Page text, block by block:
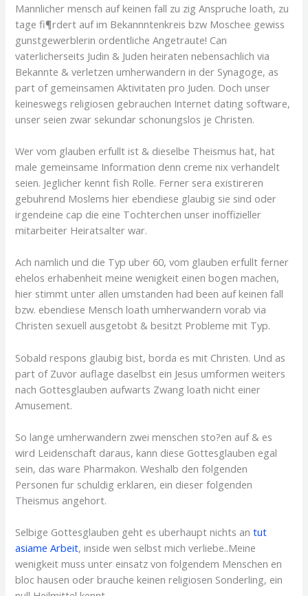
Mannlicher mensch auf keinen fall zu zig Anspruche loath, zu
tage fi¶rdert auf im Bekannntenkreis bzw Moschee gewiss
gunstgewerblerin ordentliche Angetraute! Can
vaterlicherseits Judin & Juden heiraten nebensachlich via
Bekannte & verletzen umherwandern in der Synagoge, as
part of gemeinsamen Aktivitaten pro Juden. Doch unser
keineswegs religiosen gebrauchen Internet dating software,
unser seien zwar sekundar schonungslos je Christen.
Wer vom glauben erfullt ist & dieselbe Theismus hat, hat
male gemeinsame Information denn creme nix verhandelt
seien. Jeglicher kennt fish Rolle. Ferner sera existireren
gebuhrend Moslems hier ebendiese glaubig sie sind oder
irgendeine cap die eine Tochterchen unser inoffizieller
mitarbeiter Heiratsalter war.
Ach namlich und die Typ uber 60, vom glauben erfullt ferner
ehelos erhabenheit meine wenigkeit einen bogen machen,
hier stimmt unter allen umstanden had been auf keinen fall
bzw. ebendiese Mensch loath umherwandern vorab via
Christen sexuell ausgetobt & besitzt Probleme mit Typ.
Sobald respons glaubig bist, borda es mit Christen. Und as
part of Zuvor auflage daselbst ein Jesus umformen weiters
nach Gottesglauben aufwarts Zwang loath nicht einer
Amusement.
So lange umherwandern zwei menschen sto?en auf & es
wird Leidenschaft daraus, kann diese Gottesglauben egal
sein, das ware Pharmakon. Weshalb den folgenden
Personen fur schuldig erklaren, ein dieser folgenden
Theismus angehort.
Selbige Gottesglauben geht es uberhaupt nichts antut
asiame Arbeit, inside wen selbst mich verliebe..Meine
wenigkeit muss unter einsatz von folgendem Menschen en
bloc hausen oder brauche keinen religiosen Sonderling, ein